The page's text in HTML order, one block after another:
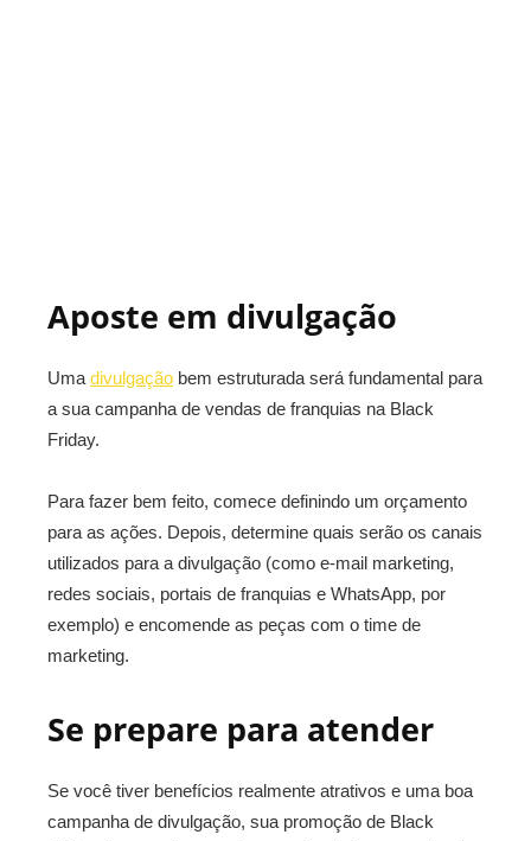
Aposte em divulgação
Uma divulgação bem estruturada será fundamental para
a sua campanha de vendas de franquias na Black
Friday.
Para fazer bem feito, comece definindo um orçamento
para as ações. Depois, determine quais serão os canais
utilizados para a divulgação (como e-mail marketing,
redes sociais, portais de franquias e WhatsApp, por
exemplo) e encomende as peças com o time de
marketing.
Se prepare para atender
Se você tiver benefícios realmente atrativos e uma boa
campanha de divulgação, sua promoção de Black